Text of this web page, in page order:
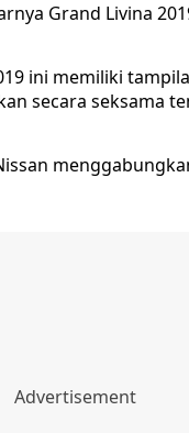
Grand Livina
ini memiliki
secara seksama